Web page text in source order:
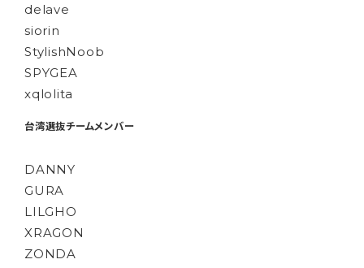
delave
siorin
StylishNoob
SPYGEA
xqlolita
台湾選抜チームメンバー
DANNY
GURA
LILGHO
XRAGON
ZONDA